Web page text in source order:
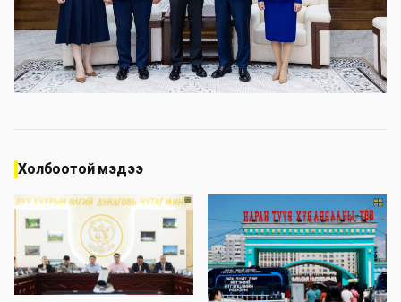
Холбоотой мэдээ